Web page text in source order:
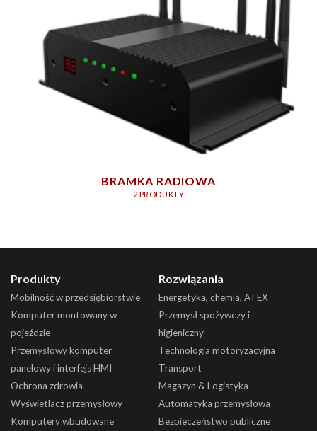
BRAMKA RADIOWA
2 PRODUKTY
Produkty
Mobilność w przedsiębiorstwie
Komputer montowany w
pojeździe
Przemysłowy komputer
panelowy i interfejs HMI
Ochrona zdrowia
Wyświetlacz przemysłowy
Komputery wbudowane
Rozwiązania
Energetyka, chemia, ATEX
Przemysł spożywczy i
higieniczny
Technologia motoryzacyjna
Transport
Magazyn & Logistyka
Automatyka przemysłowa
Bezpieczeństwo publiczne